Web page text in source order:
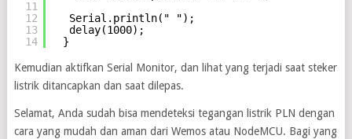
11
12
13
14
Serial.println(" ");
delay(1000);
}
Kemudian aktifkan Serial Monitor, dan lihat yang terjadi saat steker
listrik ditancapkan dan saat dilepas.
Selamat, Anda sudah bisa mendeteksi tegangan listrik PLN dengan
cara yang mudah dan aman dari Wemos atau NodeMCU. Bagi yang